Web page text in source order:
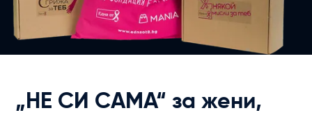
„НЕ СИ САМА“ за жени,